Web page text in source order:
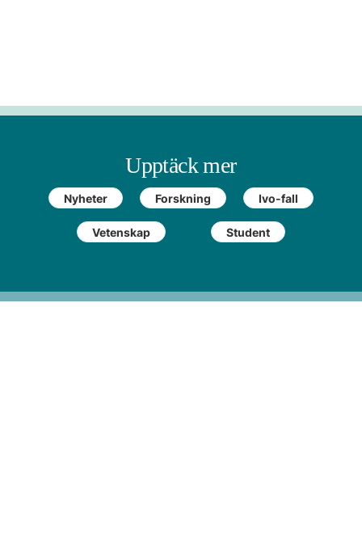
Upptäck mer
Nyheter Forskning Ivo-fall
Vetenskap Student